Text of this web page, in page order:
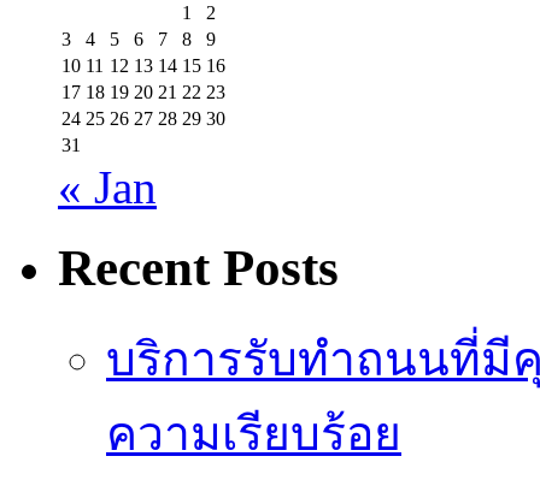
1
2
3
4 5 6 7 8
9
10 11 12 13 14 15 16
17 18 19 20 21 22 23
24 25 26 27 28 29 30
31
« Jan
Recent Posts
บริการรับทำถนนที่
ความเรียบร้อย